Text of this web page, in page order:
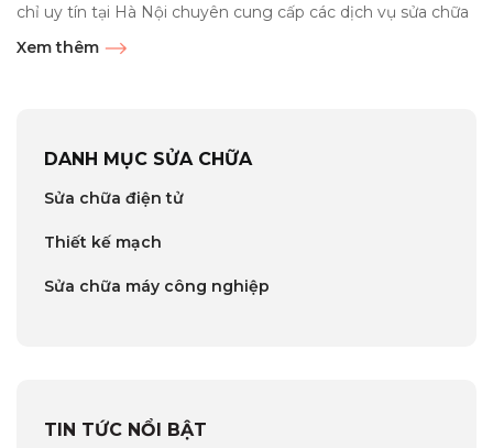
chỉ uy tín tại Hà Nội chuyên cung cấp các dịch vụ sửa chữa
Xem thêm
DANH MỤC SỬA CHỮA
Sửa chữa điện tử
Thiết kế mạch
Sửa chữa máy công nghiệp
TIN TỨC NỔI BẬT